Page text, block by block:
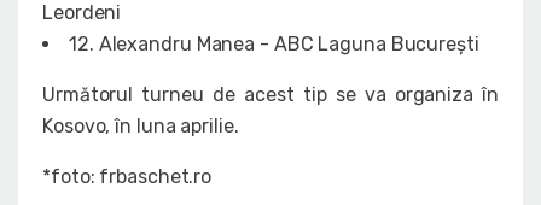
Leordeni
12. Alexandru Manea - ABC Laguna București
Următorul turneu de acest tip se va organiza în
Kosovo, în luna aprilie.
*foto: frbaschet.ro